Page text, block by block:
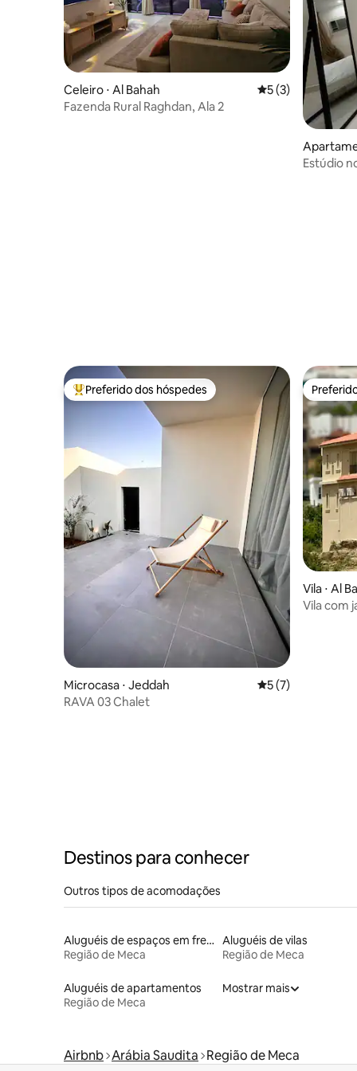
Celeiro ⋅ Al Bahah 5 de uma
5 (3)
Fazenda Rural Raghdan, Ala 2
Estúdio
Entre os melhores preferidos dos hóspedes
Preferido dos hóspedes
Microcasa ⋅ Jeddah 5 de uma
5 (7)
RAVA 03 Chalet
Vila ⋅ Al
Vila com
Destinos para conhecer
Outros tipos de acomodações
Aluguéis de espaços em frente à praia
Região de Meca
Aluguéis de vilas
Região de Meca
Aluguéis de apartamentos
Região de Meca
Mostrar mais
Airbnb Arábia Saudita Região de Meca